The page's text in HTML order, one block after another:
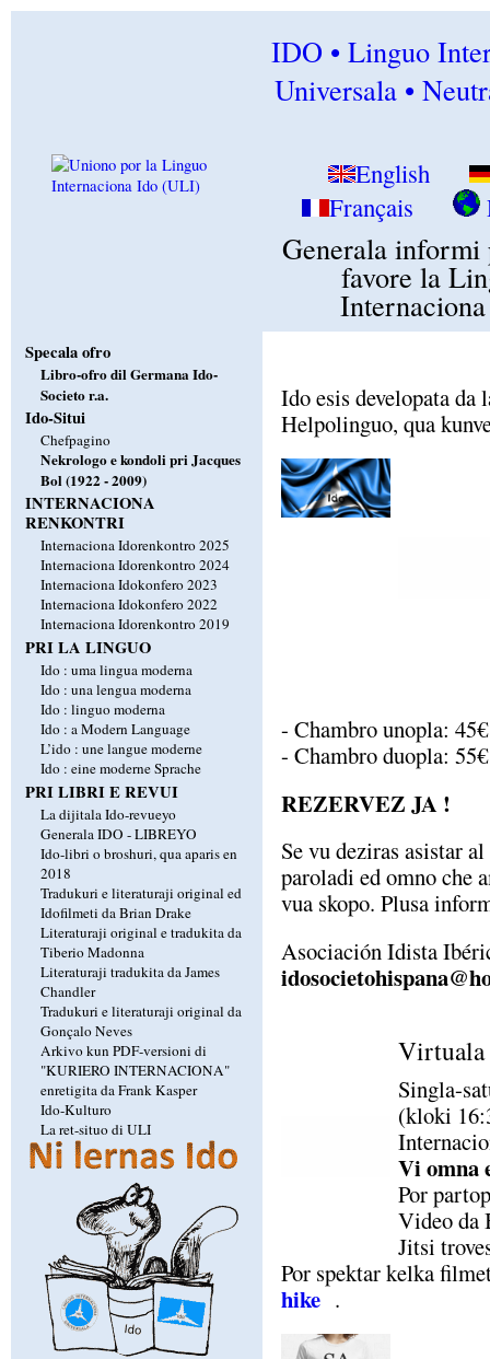
IDO • Linguo
Universala •
English
Français
Generala informi
favore la
Specala ofro
Libro-ofro dil Germana Ido-
Societo r.a.
Ido-Situi
Chefpagino
Nekrologo e kondoli pri Jacques
Bol (1922 - 2009)
INTERNACIONA
RENKONTRI
Internaciona Idorenkontro 2025
Internaciona Idorenkontro 2024
Internaciona Idokonfero 2023
Internaciona Idokonfero 2022
Internaciona Idorenkontro 2019
PRI LA LINGUO
Ido : uma lingua moderna
Ido : una lengua moderna
Ido : linguo moderna
Ido : a Modern Language
L’ido : une langue moderne
Ido : eine moderne Sprache
PRI LIBRI E REVUI
La dijitala Ido-revueyo
Generala IDO - LIBREYO
Ido-libri o broshuri, qua aparis en
2018
Tradukuri e literaturaji original ed
Idofilmeti da Brian Drake
Literaturaji original e tradukita da
Tiberio Madonna
Literaturaji tradukita da James
Chandler
Tradukuri e literaturaji original da
Gonçalo Neves
Arkivo kun PDF-versioni di
"KURIERO INTERNACIONA"
enretigita da Frank Kasper
Ido-Kulturo
La ret-situo di ULI
Ido esis developata
Helpolinguo, qua
- Chambro unopla:
- Chambro duopla:
REZERVEZ JA !
Se vu deziras asistar
paroladi ed omno che
vua skopo. Plusa
Asociación Idista
Virtuala
Singla-
(kloki
Vi omna
Por
Video da
Jitsi
Por spektar kelka
hike .